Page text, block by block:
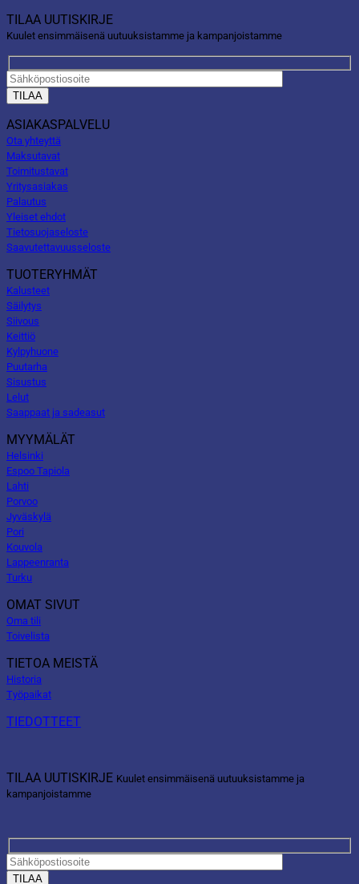
TILAA UUTISKIRJE
Kuulet ensimmäisenä uutuuksistamme ja kampanjoistamme
ASIAKASPALVELU
Ota yhteyttä
Maksutavat
Toimitustavat
Yritysasiakas
Palautus
Yleiset ehdot
Tietosuojaseloste
Saavutettavuusseloste
TUOTERYHMÄT
Kalusteet
Säilytys
Siivous
Keittiö
Kylpyhuone
Puutarha
Sisustus
Lelut
Saappaat ja sadeasut
MYYMÄLÄT
Helsinki
Espoo Tapiola
Lahti
Porvoo
Jyväskylä
Pori
Kouvola
Lappeenranta
Turku
OMAT SIVUT
Oma tili
Toivelista
TIETOA MEISTÄ
Historia
Työpaikat
TIEDOTTEET
TILAA UUTISKIRJE Kuulet ensimmäisenä uutuuksistamme ja
kampanjoistamme